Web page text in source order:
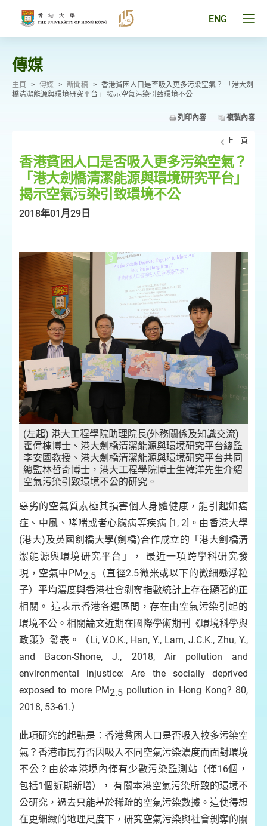
ENG
傳媒
主頁 > 傳媒 > 新聞稿 > 香港貧困人口是否吸入更多污染空氣？ 「港大劍
橋清潔能源與環境研究平台」 揭示空氣污染引致環境不公
列印內容 複製內容
上一頁
香港貧困人口是否吸入更多污染空氣？
「港大劍橋清潔能源與環境研究平台」
揭示空氣污染引致環境不公
2018年01月29日
(左起) 港大工程學院助理院長(外務關係及知識交流)
霍偉棟博士、港大劍橋清潔能源與環境研究平台總監
李安國教授、港大劍橋清潔能源與環境研究平台共同
總監林哲奇博士，港大工程學院博士生韓洋先生介紹
空氣污染引致環境不公的研究。
惡劣的空氣質素極其損害個人身體健康，能引起如癌
症、中風、哮喘或者心臟病等疾病 [1, 2]。由香港大學
(港大)及英國劍橋大學(劍橋)合作成立的「港大劍橋清
潔能源與環境研究平台」， 最近一項跨學科研究發
現，空氣中PM2.5 （直徑2.5微米或以下的微細懸浮粒
子）平均濃度與香港社會剝奪指數統計上存在顯著的正
相關。 這表示香港各選區間，存在由空氣污染引起的
環境不公。相關論文近期在國際學術期刊《環境科學與
政策》發表。（Li, V.O.K., Han, Y., Lam, J.C.K., Zhu, Y.,
and Bacon-Shone, J., 2018, Air pollution and
environmental injustice: Are the socially deprived
exposed to more PM2.5pollution in Hong Kong? 80,
2018, 53-61.）
此項研究的起點是：香港貧困人口是否吸入較多污染空
氣？香港市民有否因吸入不同空氣污染濃度而面對環境
不公？由於本港境內僅有少數污染監測站（僅16個，
包括1個近期新增）， 有關本港空氣污染所致的環境不
公研究，過去只能基於稀疏的空氣污染數據。這使得想
在更細緻的地理尺度下，研究空氣污染與社會剝奪的關